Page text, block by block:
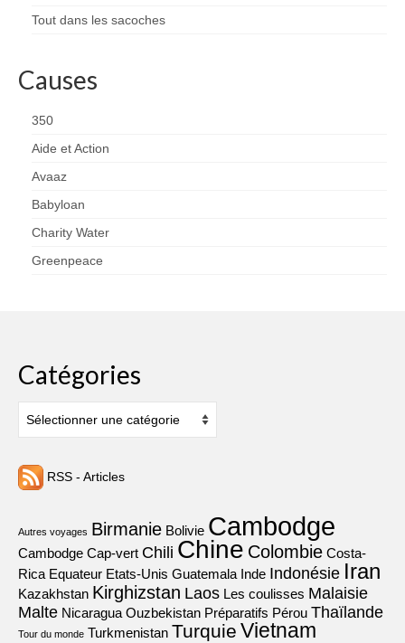
Tout dans les sacoches
Causes
350
Aide et Action
Avaaz
Babyloan
Charity Water
Greenpeace
Catégories
RSS - Articles
Autres voyages Birmanie Bolivie Cambodge
Cambodge Cap-vert Chili Chine Colombie Costa-
Rica Equateur Etats-Unis Guatemala Inde Indonésie Iran
Kazakhstan Kirghizstan Laos Les coulisses Malaisie
Malte Nicaragua Ouzbekistan Préparatifs Pérou Thaïlande
Tour du monde Turkmenistan Turquie Vietnam